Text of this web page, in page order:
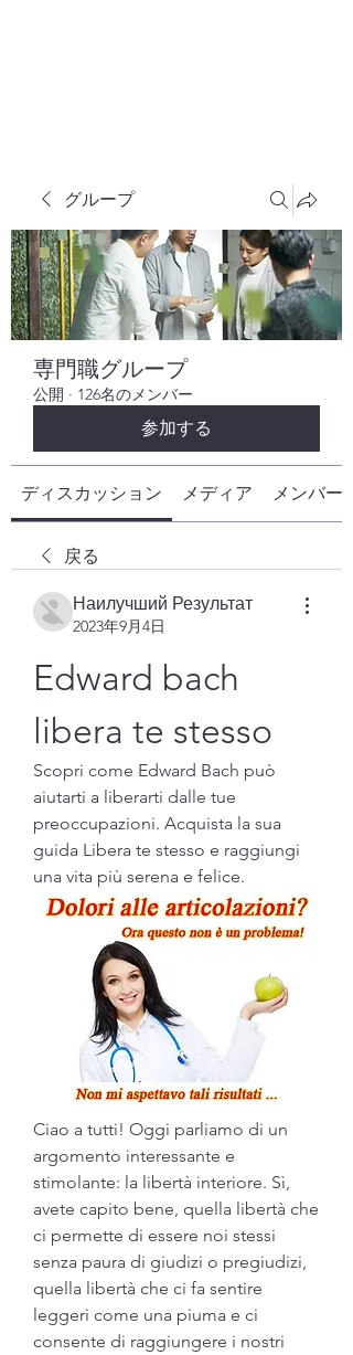
グループ
専門職グループ
公開 · 126名のメンバー
参加する
ディスカッション メディア メンバー
戻る
Наилучший Результат
2023年9月4日
Edward bach
libera te stesso
Scopri come Edward Bach può
aiutarti a liberarti dalle tue
preoccupazioni. Acquista la sua
guida Libera te stesso e raggiungi
una vita più serena e felice.
Ciao a tutti! Oggi parliamo di un
argomento interessante e
stimolante: la libertà interiore. Sì,
avete capito bene, quella libertà che
ci permette di essere noi stessi
senza paura di giudizi o pregiudizi,
quella libertà che ci fa sentire
leggeri come una piuma e ci
consente di raggiungere i nostri